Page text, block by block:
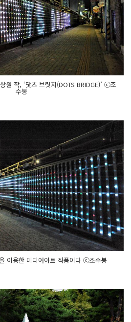
원 작, ‘닷츠 브릿지(DOTS BRIDGE)’ ⓒ조
수봉
이용한 미디어아트 작품이다 ⓒ조수봉